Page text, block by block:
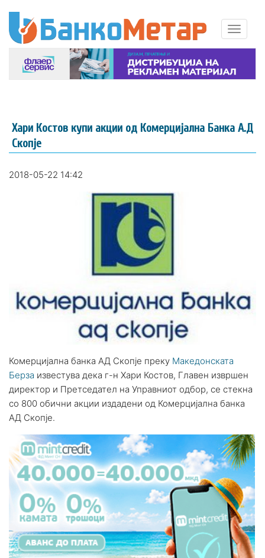
Хари Костов купи акции од Комерцијална Банка А.Д
Скопје
2018-05-22 14:42
Комерцијална банка АД Скопјe преку Македонската
Берза известува дека г-н Хари Костов, Главен извршен
директор и Претседател на Управниот одбор, се стекна
со 800 обични акции издадени од Комерцијална банка
АД Скопје.